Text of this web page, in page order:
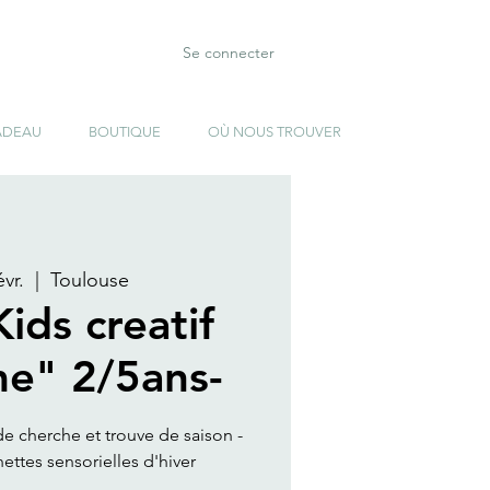
Se connecter
BOUTIQUE OÙ NOUS TROUVER
  |
Toulouse
creatif
2/5ans-
cherche et trouve de saison -
sensorielles d'hiver